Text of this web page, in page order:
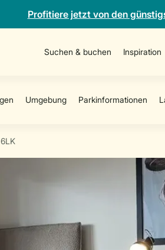
Profitiere jetzt von den
Suchen & buchen Inspiration
6LK